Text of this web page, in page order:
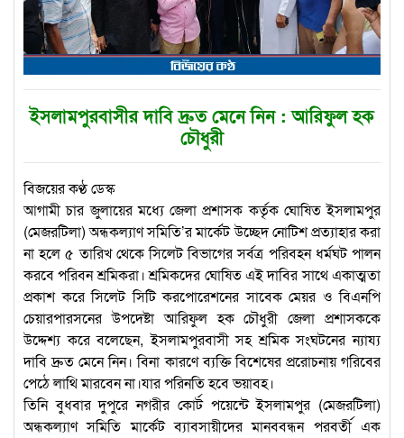
ইসলামপুরবাসীর দাবি দ্রুত মেনে নিন : আরিফুল হক
চৌধুরী
বিজয়ের কণ্ঠ ডেস্ক
আগামী চার জুলায়ের মধ্যে জেলা প্রশাসক কর্তৃক ঘোষিত ইসলামপুর
(মেজরটিলা) অন্ধকল্যাণ সমিতি’র মার্কেট উচ্ছেদ নোটিশ প্রত্যাহার করা
না হলে ৫ তারিখ থেকে সিলেট বিভাগের সর্বত্র পরিবহন ধর্মঘট পালন
করবে পরিবন শ্রমিকরা। শ্রমিকদের ঘোষিত এই দাবির সাথে একাত্মতা
প্রকাশ করে সিলেট সিটি করপোরেশনের সাবেক মেয়র ও বিএনপি
চেয়ারপারসনের উপদেষ্টা আরিফুল হক চৌধুরী জেলা প্রশাসককে
উদ্দেশ্য করে বলেছেন, ইসলামপুরবাসী সহ শ্রমিক সংঘটনের ন্যায্য
দাবি দ্রুত মেনে নিন। বিনা কারণে ব্যক্তি বিশেষের প্ররোচনায় গরিবের
পেঠে লাথি মারবেন না।যার পরিনতি হবে ভয়াবহ।
তিনি বুধবার দুপুরে নগরীর কোর্ট পয়েন্টে ইসলামপুর (মেজরটিলা)
অন্ধকল্যাণ সমিতি মার্কেট ব্যাবসায়ীদের মানববন্ধন পরবর্তী এক